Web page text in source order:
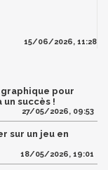
15/06/2026, 11:28
graphique pour
succès !
27/05/2026, 09:53
sur un jeu en
18/05/2026, 19:01